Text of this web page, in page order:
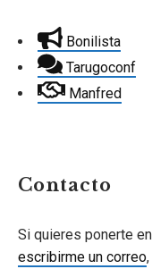
Bonilista
Tarugoconf
Manfred
Contacto
Si quieres ponerte
escribirme un correo